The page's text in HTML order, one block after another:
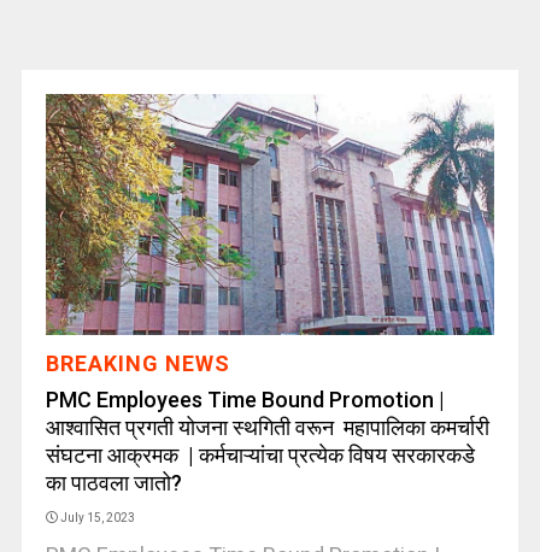
BREAKING NEWS
PMC Employees Time Bound Promotion |
आश्वासित प्रगती योजना स्थगिती वरून महापालिका कमर्चारी
संघटना आक्रमक | कर्मचाऱ्यांचा प्रत्येक विषय सरकारकडे
का पाठवला जातो?
July 15, 2023